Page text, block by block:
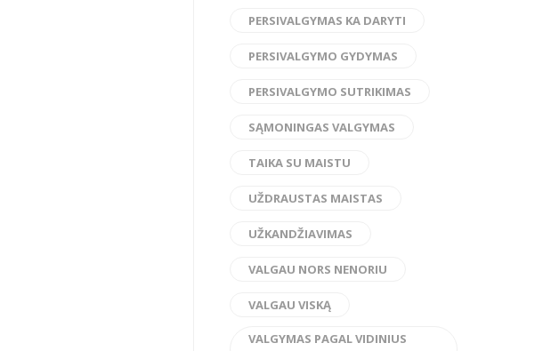
PERSIVALGYMAS KA DARYTI
PERSIVALGYMO GYDYMAS
PERSIVALGYMO SUTRIKIMAS
SĄMONINGAS VALGYMAS
TAIKA SU MAISTU
UŽDRAUSTAS MAISTAS
UŽKANDŽIAVIMAS
VALGAU NORS NENORIU
VALGAU VISKĄ
VALGYMAS PAGAL VIDINIUS